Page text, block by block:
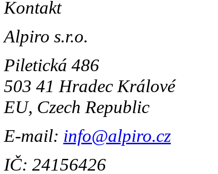
Kontakt
Alpiro s.r.o.
Piletická 486
503 41 Hradec Králové
EU, Czech Republic
E-mail: info@alpiro.cz
IČ: 24156426